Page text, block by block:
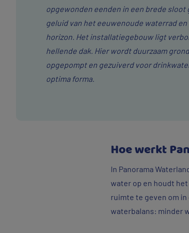
opgewonden eenden in een brede sloot
geluid van het eeuwenoude waterrad
horizon. Het installatiegebouw ligt
hellende dak. Hier wordt duurzaam
opgepompt en gezuiverd voor
optima forma.
Hoe werkt
In Panorama
water op en houdt
ruimte te geven om
waterbalans: minder